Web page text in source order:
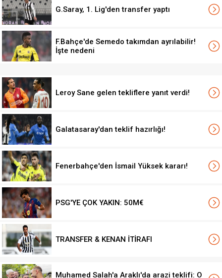
G.Saray, 1. Lig'den transfer yaptı
F.Bahçe'de Semedo takımdan ayrılabilir!
İşte nedeni
Leroy Sane gelen tekliflere yanıt verdi!
Galatasaray'dan teklif hazırlığı!
Fenerbahçe'den İsmail Yüksek kararı!
PSG'YE ÇOK YAKIN: 50M€
TRANSFER & KENAN İTİRAFI
Muhamed Salah'a Araklı'da arazi teklifi: O